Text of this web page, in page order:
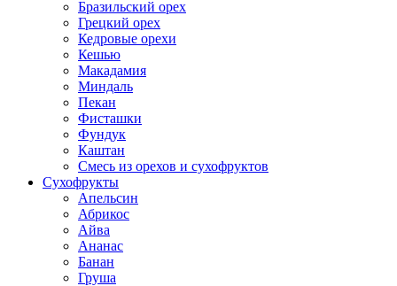
Бразильский орех
Грецкий орех
Кедровые орехи
Кешью
Макадамия
Миндаль
Пекан
Фисташки
Фундук
Каштан
Смесь из орехов и сухофруктов
Сухофрукты
Апельсин
Абрикос
Айва
Ананас
Банан
Груша